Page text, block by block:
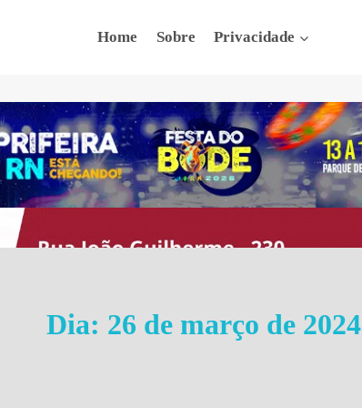
Home Sobre Privacidade
Dia: 26 de março de 2024